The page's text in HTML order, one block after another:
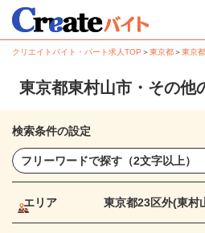
クリエイトバイト・パート求人TOP ＞東京都＞東京
東京都東村山市・その他
検索条件の設定
エリア 東京都23区外(東村